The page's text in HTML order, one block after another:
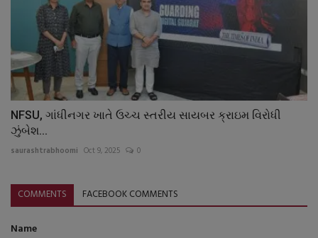
NFSU, ગાંધીનગર ખાતે ઉચ્ચ સ્તરીય સાયબર ક્રાઇમ વિરોધી
ઝુંબેશ...
saurashtrabhoomi Oct 9, 2025 0
COMMENTS FACEBOOK COMMENTS
Name